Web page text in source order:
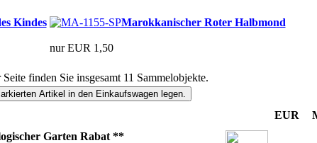
Kindes Marokkanischer Roter Halbmond
nur EUR 1,50
finden Sie insgesamt 11 Sammelobjekte.
EUR
Garten Rabat **